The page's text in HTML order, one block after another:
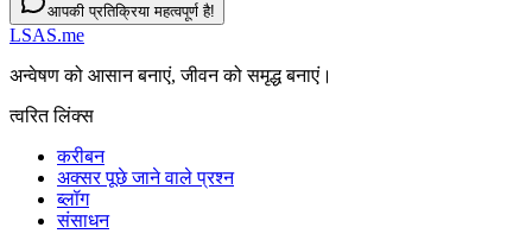
आपकी प्रतिक्रिया महत्वपूर्ण है!
LSAS.me
अन्वेषण को आसान बनाएं, जीवन को समृद्ध बनाएं।
त्वरित लिंक्स
करीबन
अक्सर पूछे जाने वाले प्रश्न
ब्लॉग
संसाधन